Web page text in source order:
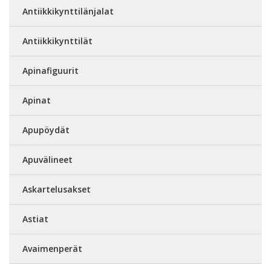
Antiikkikynttilänjalat
Antiikkikynttilät
Apinafiguurit
Apinat
Apupöydät
Apuvälineet
Askartelusakset
Astiat
Avaimenperät